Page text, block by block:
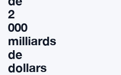
2
000
milliards
de
dollars